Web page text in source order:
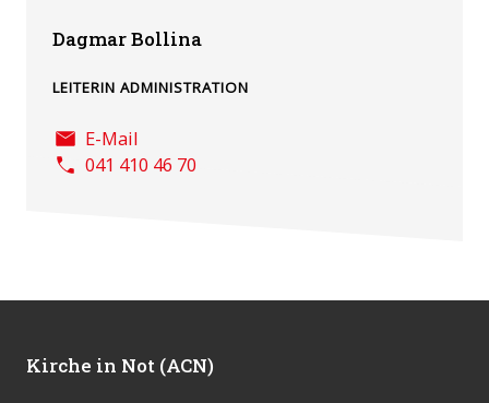
Dagmar Bollina
LEITERIN ADMINISTRATION
E-Mail
041 410 46 70
Kirche in Not (ACN)